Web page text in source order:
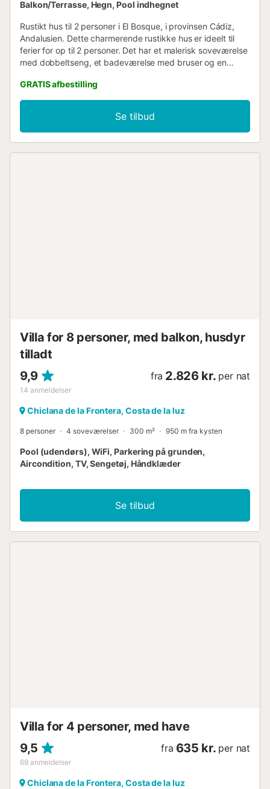
Balkon/Terrasse, Hegn, Pool indhegnet
Rustikt hus til 2 personer i El Bosque, i provinsen Cádiz,
Andalusien. Dette charmerende rustikke hus er ideelt til
ferier for op til 2 personer. Det har et malerisk soveværelse
med dobbeltseng, et badeværelse med bruser og en
veludstyret og fuldender inventaret. Udendørsarealet,
inklusive poolen og det overdækkede udendørs
spiseområde, deles af de tre ferieboliger i komplekset....
GRATIS afbestilling
Se tilbud
Villa for 8 personer, med balkon, husdyr
tilladt
9,9
14 anmeldelser
fra 2.826 kr. per nat
Chiclana de la Frontera, Costa de la luz
8 personer 4 soveværelser 300 m² 950 m fra kysten
Pool (udendørs), WiFi, Parkering på grunden,
Aircondition, TV, Sengetøj, Håndklæder
Se tilbud
Villa for 4 personer, med have
9,5
69 anmeldelser
fra 635 kr. per nat
Chiclana de la Frontera, Costa de la luz